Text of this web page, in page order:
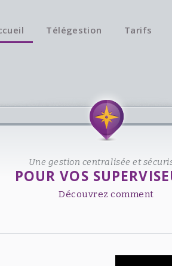
Télégestion Tarifs
Une gestion centralisée et
POUR VOS
Découvrez comment